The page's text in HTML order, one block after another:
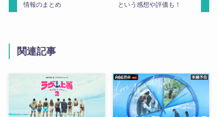
情報のまとめ
という感想や評価も！
関連記事